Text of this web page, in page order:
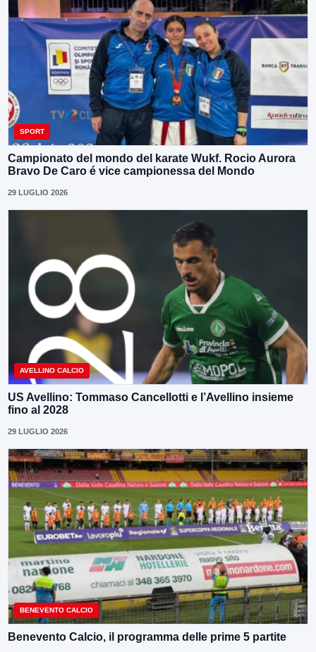
SPORT
Campionato del mondo del karate Wukf. Rocio Aurora
Bravo De Caro é vice campionessa del Mondo
29 LUGLIO 2026
AVELLINO CALCIO
US Avellino: Tommaso Cancellotti e l’Avellino insieme
fino al 2028
29 LUGLIO 2026
BENEVENTO CALCIO
Benevento Calcio, il programma delle prime 5 partite